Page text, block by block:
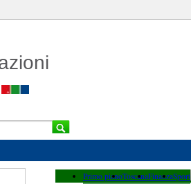
Primo pianoToscanaFinanzaSport